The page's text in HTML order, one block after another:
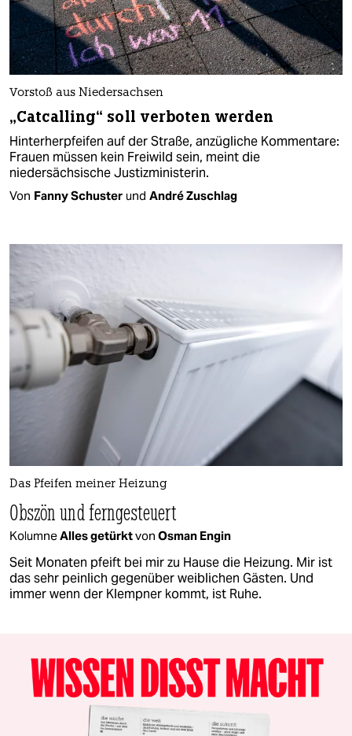
Vorstoß aus Niedersachsen
„Catcalling“ soll verboten werden
Hinterherpfeifen auf der Straße, anzügliche Kommentare:
Frauen müssen kein Freiwild sein, meint die
niedersächsische Justizministerin.
Von Fanny Schuster und André Zuschlag
Das Pfeifen meiner Heizung
Obszön und ferngesteuert
KolumneAlles getürktvon Osman Engin
Seit Monaten pfeift bei mir zu Hause die Heizung. Mir ist
das sehr peinlich gegenüber weiblichen Gästen. Und
immer wenn der Klempner kommt, ist Ruhe.